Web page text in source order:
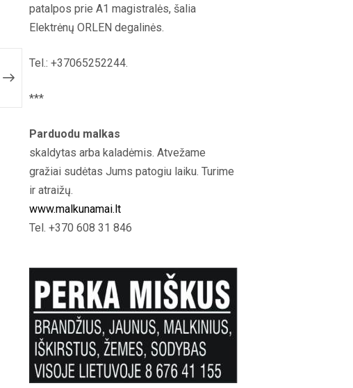
patalpos prie A1 magistralės, šalia
Elektrėnų ORLEN degalinės.
Tel.: +37065252244.
***
Parduodu malkas
skaldytas arba kaladėmis. Atvežame
gražiai sudėtas Jums patogiu laiku. Turime
ir atraižų.
www.malkunamai.lt
Tel. +370 608 31 846